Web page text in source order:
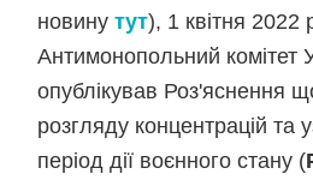
новинутут), 1 квітня 2022
Антимонопольний комітет
опублікував Роз'яснення
розгляду концентрацій та
період дії воєнного стану (